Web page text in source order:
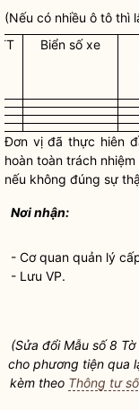
(Nếu có nhiều ô tô thì
Biển số xe
Đơn vị đã thực hiên
hoàn toàn trách
nếu không đúng sự
Nơi nhận:
- Cơ quan quản lý
- Lưu VP.
(Sửa đổi Mẫu số 8
cho phương tiện qua
kèm theo Thông tư